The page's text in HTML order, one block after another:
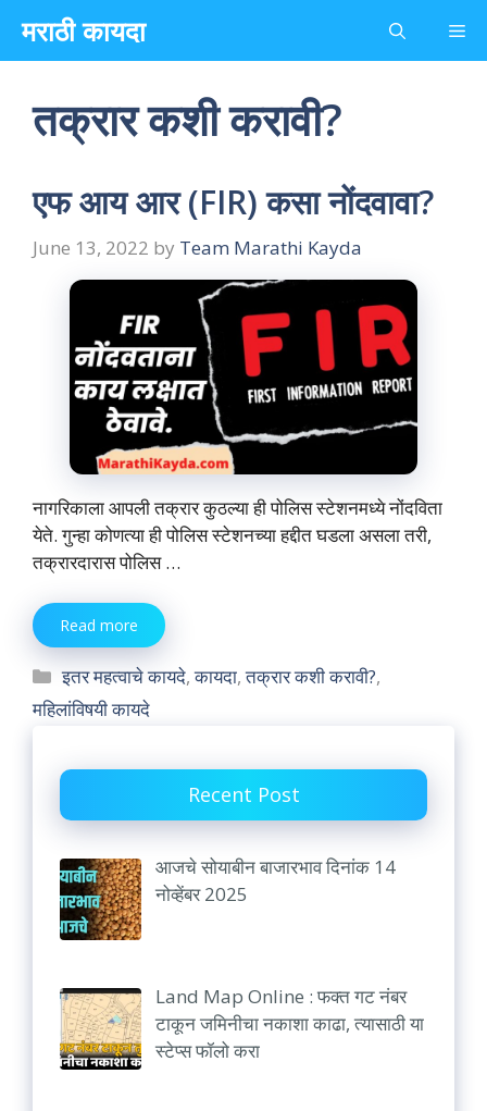
content
मराठी कायदा
तक्रार कशी करावी?
एफ आय आर (FIR) कसा नोंदवावा?
June 13, 2022 by Team Marathi Kayda
नागरिकाला आपली तक्रार कुठल्या ही पोलिस स्टेशनमध्ये नोंदविता
येते. गुन्हा कोणत्या ही पोलिस स्टेशनच्या हद्दीत घडला असला तरी,
तक्रारदारास पोलिस …
Read more
Categories
इतर महत्वाचे कायदे,कायदा,तक्रार कशी करावी?,
महिलांविषयी कायदे
Recent Post
आजचे सोयाबीन बाजारभाव दिनांक 14
नोव्हेंबर 2025
Land Map Online : फक्त गट नंबर
टाकून जमिनीचा नकाशा काढा, त्यासाठी या
स्टेप्स फॉलो करा